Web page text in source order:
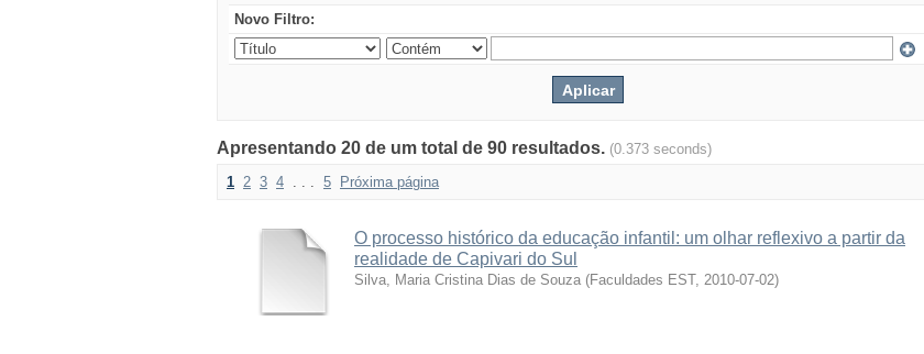
Novo Filtro:
Apresentando 20 de um total de 90 resultados. (0.373 seconds)
1 2 3 4 . . . 5 Próxima página
O processo histórico da educação infantil: um olhar reflexivo a partir da
realidade de Capivari do Sul
Silva, Maria Cristina Dias de Souza (Faculdades EST, 2010-07-02)